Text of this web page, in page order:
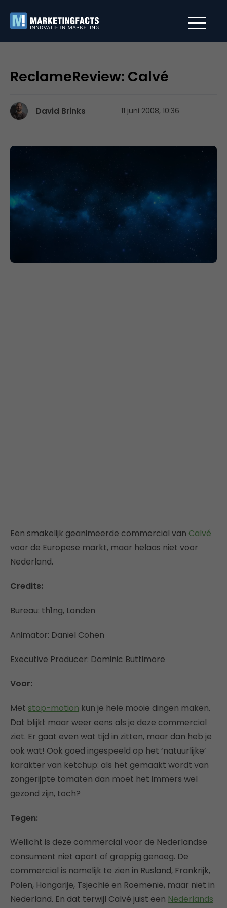
ReclameReview: Calvé
David Brinks 11 juni 2008, 10:36
Een smakelijk geanimeerde commercial van Calvé
voor de Europese markt, maar helaas niet voor
Nederland.
Credits:
Bureau: th1ng, Londen
Animator: Daniel Cohen
Executive Producer: Dominic Buttimore
Voor:
Met stop-motion kun je hele mooie dingen maken.
Dat blijkt maar weer eens als je deze commercial
ziet. Er gaat even wat tijd in zitten, maar dan heb je
ook wat! Ook goed ingespeeld op het ‘natuurlijke’
karakter van ketchup: als het gemaakt wordt van
zongerijpte tomaten dan moet het immers wel
gezond zijn, toch?
Tegen:
Wellicht is deze commercial voor de Nederlandse
consument niet apart of grappig genoeg. De
commercial is namelijk te zien in Rusland, Frankrijk,
Polen, Hongarije, Tsjechië en Roemenië, maar niet in
Nederland. En dat terwijl Calvé juist een Nederlands